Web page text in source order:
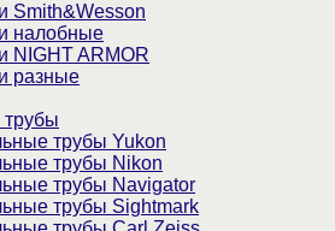
Smith&Wesson
налобные
NIGHT ARMOR
разные
трубы Yukon
трубы Nikon
трубы Navigator
трубы Sightmark